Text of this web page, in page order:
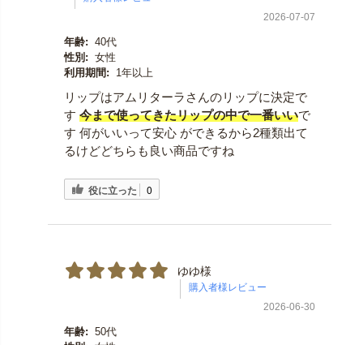
2026-07-07
年齢: 40代
性別: 女性
利用期間:
1年以上
リップはアムリターラさんのリップに決定で
す 今まで使ってきたリップの中で一番いいで
す 何がいいって安心 ができるから2種類出て
るけどどちらも良い商品ですね
役に立った 0
ゆゆ様
2026-06-30
年齢: 50代